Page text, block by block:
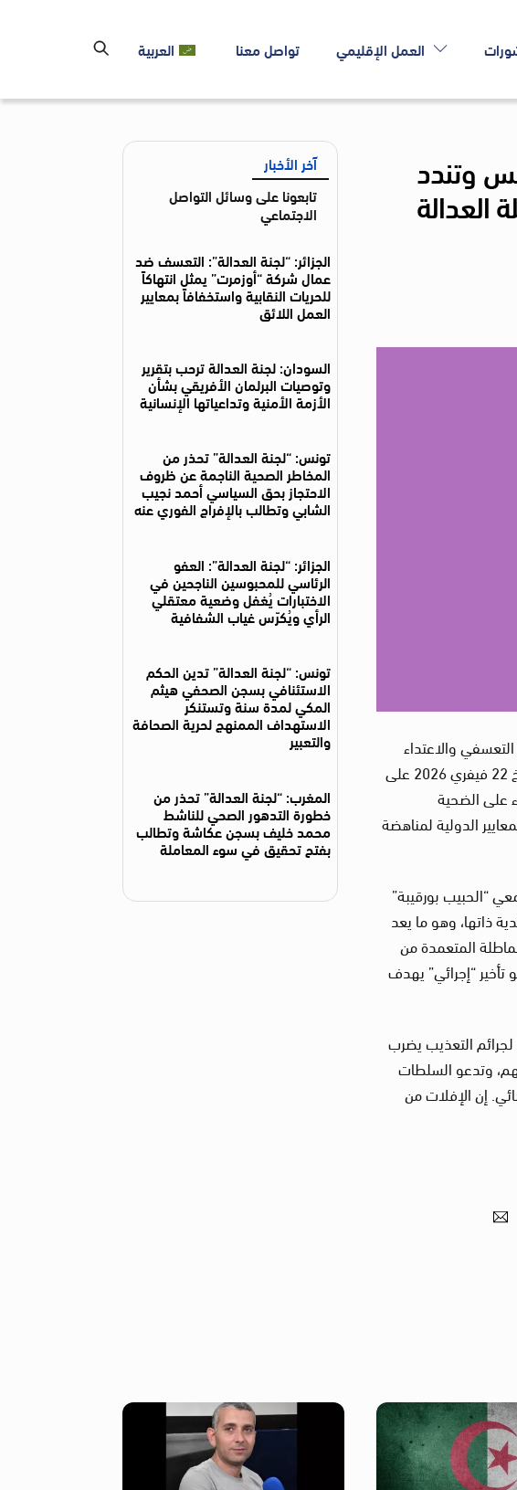
العمل الإقليمي تواصل معنا العربية
وتندد
والاعتداء
بصفاقس بتاريخ 22 فيفري 2026 على
على الضحية
الدولية لمناهضة
“الحبيب بورقيبة”
ذاتها، وهو ما يعد
المتعمدة من
تأخير “إجرائي” يهدف
التعذيب يضرب
وتدعو السلطات
إن الإفلات من
آخر الأخبار
تابعونا على وسائل التواصل
الاجتماعي
الجزائر: “لجنة العدالة”: التعسف ضد
عمال شركة “أوزمرت” يمثل انتهاكاً
للحريات النقابية واستخفافاً بمعايير
العمل اللائق
السودان: لجنة العدالة ترحب بتقرير
وتوصيات البرلمان الأفريقي بشأن
الأزمة الأمنية وتداعياتها الإنسانية
تونس: “لجنة العدالة” تحذر من
المخاطر الصحية الناجمة عن ظروف
الاحتجاز بحق السياسي أحمد نجيب
الشابي وتطالب بالإفراج الفوري عنه
الجزائر: “لجنة العدالة”: العفو
الرئاسي للمحبوسين الناجحين في
الاختبارات يُغفل وضعية معتقلي
الرأي ويُكرّس غياب الشفافية
تونس: “لجنة العدالة” تدين الحكم
الاستئنافي بسجن الصحفي هيثم
المكي لمدة سنة وتستنكر
الاستهداف الممنهج لحرية الصحافة
والتعبير
المغرب: “لجنة العدالة” تحذر من
خطورة التدهور الصحي للناشط
محمد خليف بسجن عكاشة وتطالب
بفتح تحقيق في سوء المعاملة